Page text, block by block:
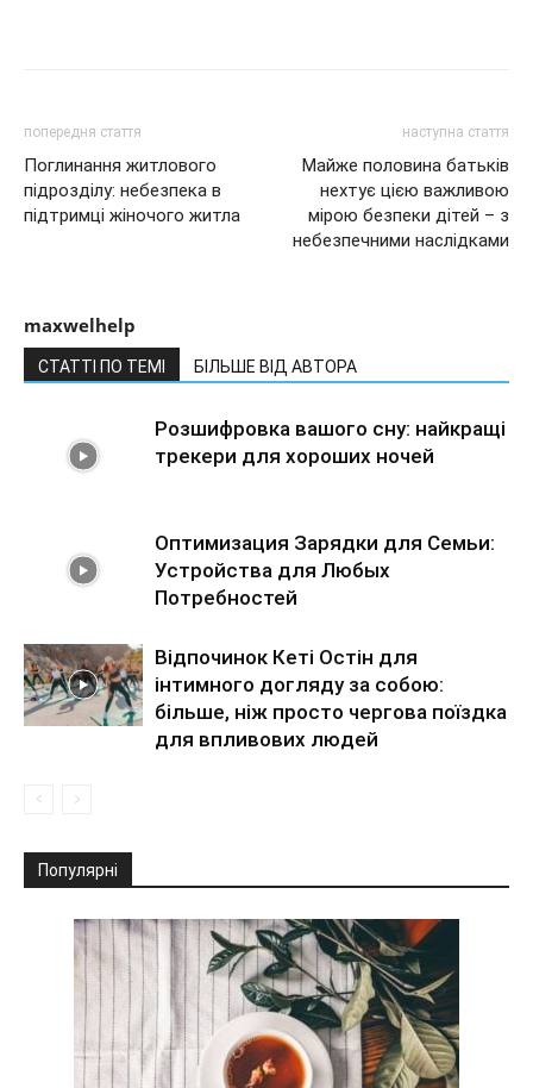
попередня стаття
Поглинання житлового
підрозділу: небезпека в
підтримці жіночого житла
наступна стаття
Майже половина батьків
нехтує цією важливою
мірою безпеки дітей – з
небезпечними наслідками
maxwelhelp
СТАТТІ ПО ТЕМІ БІЛЬШЕ ВІД АВТОРА
Розшифровка вашого сну: найкращі
трекери для хороших ночей
Оптимизация Зарядки для Семьи:
Устройства для Любых
Потребностей
Відпочинок Кеті Остін для
інтимного догляду за собою:
більше, ніж просто чергова поїздка
для впливових людей
Популярні